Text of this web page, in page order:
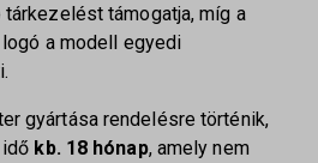
támogatja, míg a
a modell egyedi
gyártása rendelésre történik,
kb. 18 hónap, amely nem